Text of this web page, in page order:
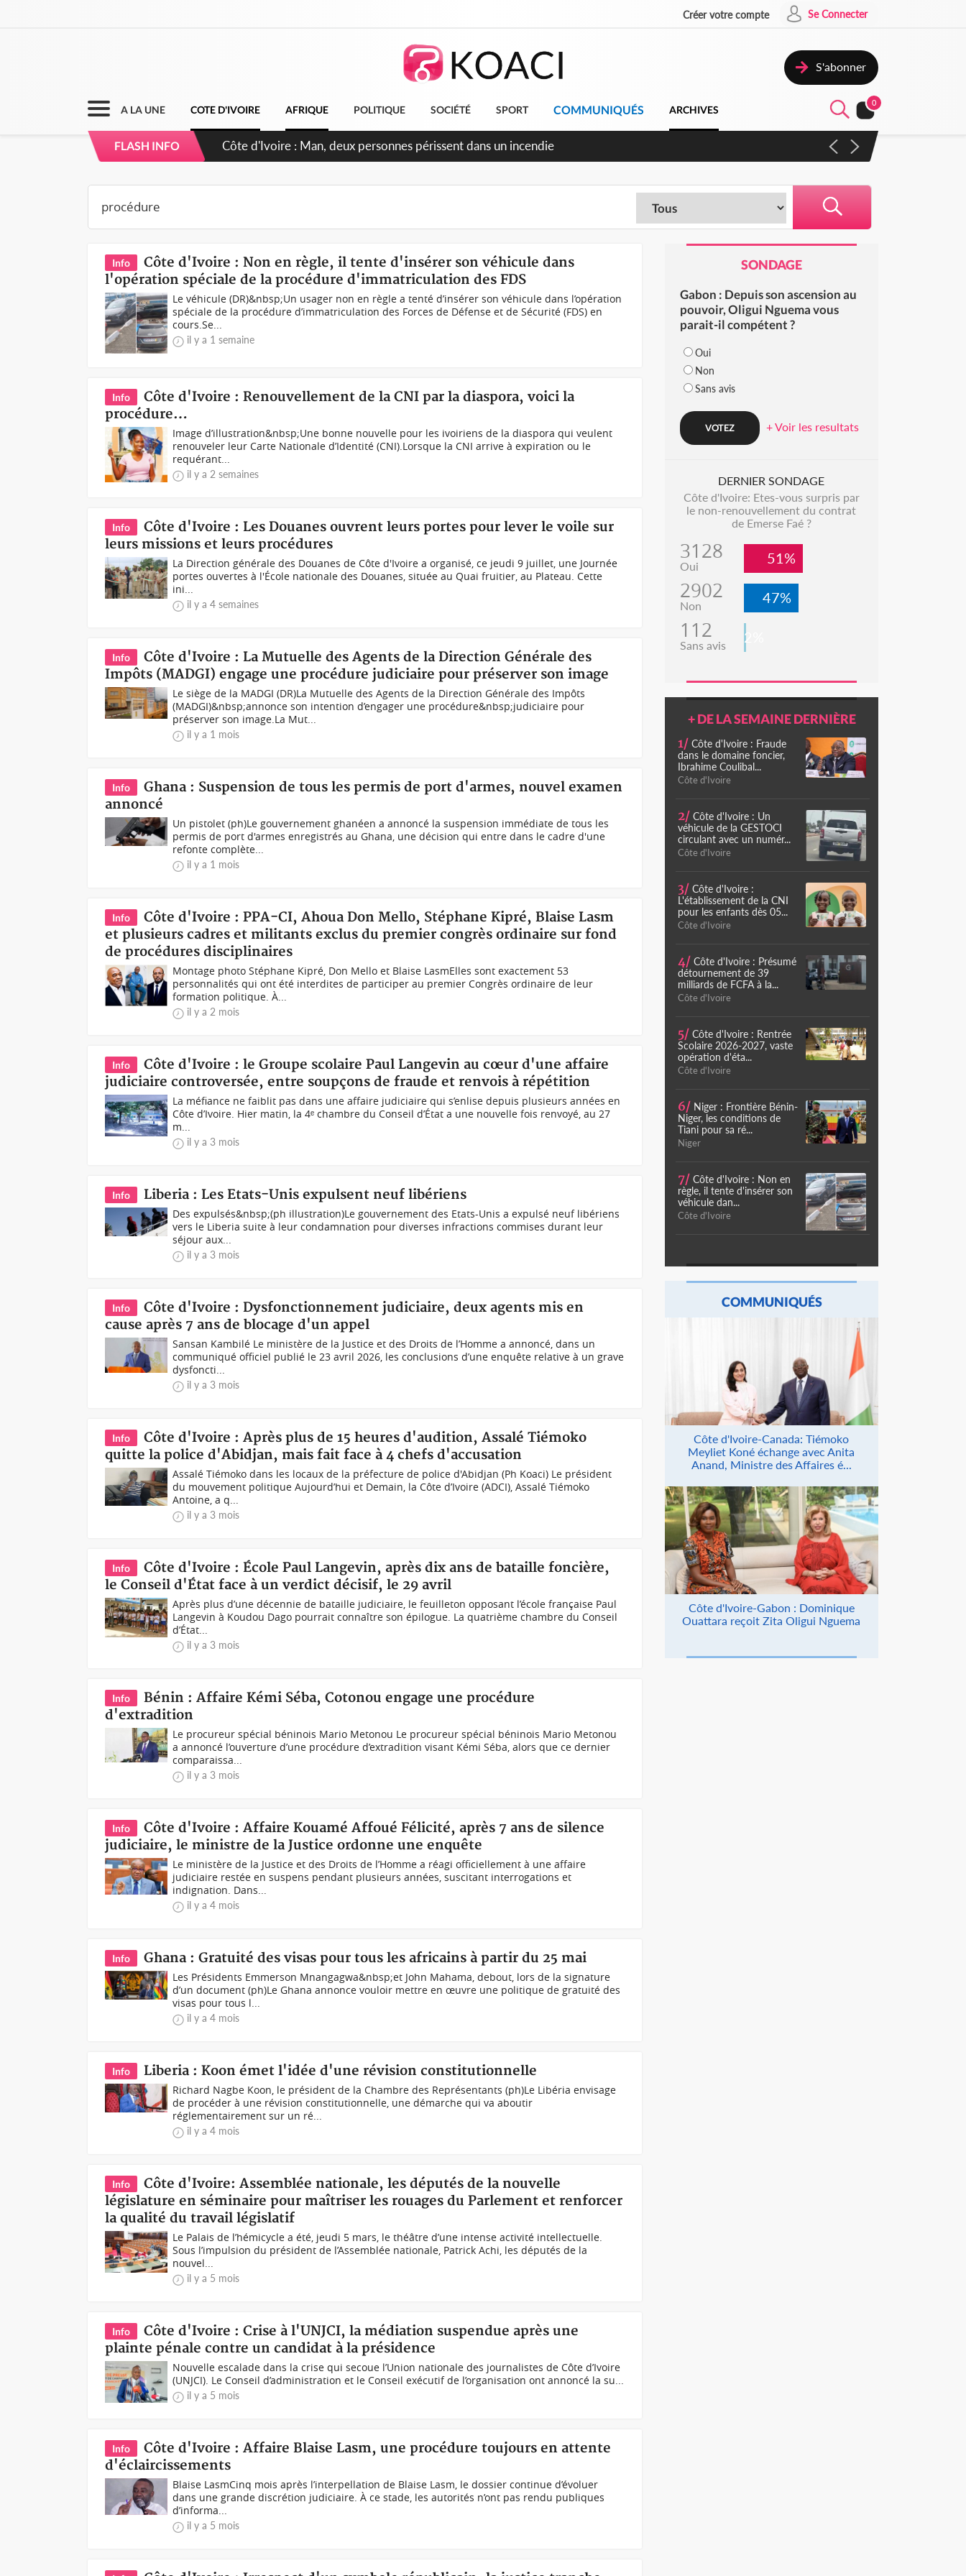
Créer votre compte Se Connecter
S'abonner
A LA UNE COTE D'IVOIRE AFRIQUE POLITIQUE SOCIÉTÉ SPORT COMMUNIQUÉS ARCHIVES
0
FLASH INFO
Côte d'Ivoire : Séileu, la célébration de la fête nationale transformée en vaste campagne contre les produits
Info
Côte d'Ivoire : Non en règle, il tente d'insérer son véhicule dans
l'opération spéciale de la procédure d'immatriculation des FDS
Le véhicule (DR)&nbsp;Un usager non en règle a tenté d’insérer son véhicule dans l’opération
spéciale de la procédure d’immatriculation des Forces de Défense et de Sécurité (FDS) en
cours.Se...
il y a 1 semaine
Info
Côte d'Ivoire : Renouvellement de la CNI par la diaspora, voici la
procédure…
Image d’illustration&nbsp;Une bonne nouvelle pour les ivoiriens de la diaspora qui veulent
renouveler leur Carte Nationale d’Identité (CNI).Lorsque la CNI arrive à expiration ou le
requérant...
il y a 2 semaines
Info
Côte d'Ivoire : Les Douanes ouvrent leurs portes pour lever le voile sur
leurs missions et leurs procédures
La Direction générale des Douanes de Côte d'Ivoire a organisé, ce jeudi 9 juillet, une Journée
portes ouvertes à l'École nationale des Douanes, située au Quai fruitier, au Plateau. Cette
ini...
il y a 4 semaines
Info
Côte d'Ivoire : La Mutuelle des Agents de la Direction Générale des
Impôts (MADGI) engage une procédure judiciaire pour préserver son image
Le siège de la MADGI (DR)La Mutuelle des Agents de la Direction Générale des Impôts
(MADGI)&nbsp;annonce son intention d’engager une procédure&nbsp;judiciaire pour
préserver son image.La Mut...
il y a 1 mois
Info
Ghana : Suspension de tous les permis de port d'armes, nouvel examen
annoncé
Un pistolet (ph)Le gouvernement ghanéen a annoncé la suspension immédiate de tous les
permis de port d'armes enregistrés au Ghana, une décision qui entre dans le cadre d'une
refonte complète...
il y a 1 mois
Info
Côte d'Ivoire : PPA-CI, Ahoua Don Mello, Stéphane Kipré, Blaise Lasm
et plusieurs cadres et militants exclus du premier congrès ordinaire sur fond
de procédures disciplinaires
Montage photo Stéphane Kipré, Don Mello et Blaise LasmElles sont exactement 53
personnalités qui ont été interdites de participer au premier Congrès ordinaire de leur
formation politique. À...
il y a 2 mois
Info
Côte d'Ivoire : le Groupe scolaire Paul Langevin au cœur d'une affaire
judiciaire controversée, entre soupçons de fraude et renvois à répétition
La méfiance ne faiblit pas dans une affaire judiciaire qui s’enlise depuis plusieurs années en
Côte d’Ivoire. Hier matin, la 4ᵉ chambre du Conseil d’État a une nouvelle fois renvoyé, au 27
m...
il y a 3 mois
Info Liberia : Les Etats-Unis expulsent neuf libériens
Des expulsés&nbsp;(ph illustration)Le gouvernement des Etats-Unis a expulsé neuf libériens
vers le Liberia suite à leur condamnation pour diverses infractions commises durant leur
séjour aux...
il y a 3 mois
Info
Côte d'Ivoire : Dysfonctionnement judiciaire, deux agents mis en
cause après 7 ans de blocage d'un appel
Sansan Kambilé Le ministère de la Justice et des Droits de l’Homme a annoncé, dans un
communiqué officiel publié le 23 avril 2026, les conclusions d’une enquête relative à un grave
dysfoncti...
il y a 3 mois
Info
Côte d'Ivoire : Après plus de 15 heures d'audition, Assalé Tiémoko
quitte la police d'Abidjan, mais fait face à 4 chefs d'accusation
Assalé Tiémoko dans les locaux de la préfecture de police d'Abidjan (Ph Koaci) Le président
du mouvement politique Aujourd’hui et Demain, la Côte d’Ivoire (ADCI), Assalé Tiémoko
Antoine, a q...
il y a 3 mois
Info
Côte d'Ivoire : École Paul Langevin, après dix ans de bataille foncière,
le Conseil d'État face à un verdict décisif, le 29 avril
Après plus d’une décennie de bataille judiciaire, le feuilleton opposant l’école française Paul
Langevin à Koudou Dago pourrait connaître son épilogue. La quatrième chambre du Conseil
d’État...
il y a 3 mois
Info
Bénin : Affaire Kémi Séba, Cotonou engage une procédure
d'extradition
Le procureur spécial béninois Mario Metonou Le procureur spécial béninois Mario Metonou
a annoncé l’ouverture d’une procédure d’extradition visant Kémi Séba, alors que ce dernier
comparaissa...
il y a 3 mois
Info
Côte d'Ivoire : Affaire Kouamé Affoué Félicité, après 7 ans de silence
judiciaire, le ministre de la Justice ordonne une enquête
Le ministère de la Justice et des Droits de l’Homme a réagi officiellement à une affaire
judiciaire restée en suspens pendant plusieurs années, suscitant interrogations et
indignation. Dans...
il y a 4 mois
Info Ghana : Gratuité des visas pour tous les africains à partir du 25 mai
Les Présidents Emmerson Mnangagwa&nbsp;et John Mahama, debout, lors de la signature
d’un document (ph)Le Ghana annonce vouloir mettre en œuvre une politique de gratuité des
visas pour tous l...
il y a 4 mois
Info Liberia : Koon émet l'idée d'une révision constitutionnelle
Richard Nagbe Koon, le président de la Chambre des Représentants (ph)Le Libéria envisage
de procéder à une révision constitutionnelle, une démarche qui va aboutir
réglementairement sur un ré...
il y a 4 mois
Info
Côte d'Ivoire: Assemblée nationale, les députés de la nouvelle
législature en séminaire pour maîtriser les rouages du Parlement et renforcer
la qualité du travail législatif
Le Palais de l’hémicycle a été, jeudi 5 mars, le théâtre d’une intense activité intellectuelle.
Sous l’impulsion du président de l’Assemblée nationale, Patrick Achi, les députés de la
nouvel...
il y a 5 mois
Info
Côte d'Ivoire : Crise à l'UNJCI, la médiation suspendue après une
plainte pénale contre un candidat à la présidence
Nouvelle escalade dans la crise qui secoue l’Union nationale des journalistes de Côte d’Ivoire
(UNJCI). Le Conseil d’administration et le Conseil exécutif de l’organisation ont annoncé la su...
il y a 5 mois
Info
Côte d'Ivoire : Affaire Blaise Lasm, une procédure toujours en attente
d'éclaircissements
Blaise LasmCinq mois après l’interpellation de Blaise Lasm, le dossier continue d’évoluer
dans une grande discrétion judiciaire. À ce stade, les autorités n’ont pas rendu publiques
d’informa...
il y a 5 mois
SONDAGE
Gabon : Depuis son ascension au
pouvoir, Oligui Nguema vous
parait-il compétent ?
Oui
Non
Sans avis
+ Voir les resultats
DERNIER SONDAGE
Côte d'Ivoire: Etes-vous surpris par
le non-renouvellement du contrat
de Emerse Faé ?
3128
Oui 51%
2902
Non 47%
112
Sans avis 2%
+ DE LA SEMAINE DERNIÈRE
1/ Côte d'Ivoire : Fraude
dans le domaine foncier,
Ibrahime Coulibal...
Côte d'Ivoire
2/ Côte d'Ivoire : Un
véhicule de la GESTOCI
circulant avec un numér...
Côte d'Ivoire
3/ Côte d'Ivoire :
L'établissement de la CNI
pour les enfants dès 05...
Côte d'Ivoire
4/ Côte d'Ivoire : Présumé
détournement de 39
milliards de FCFA à la...
Côte d'Ivoire
5/ Côte d'Ivoire : Rentrée
Scolaire 2026-2027, vaste
opération d'éta...
Côte d'Ivoire
6/ Niger : Frontière Bénin-
Niger, les conditions de
Tiani pour sa ré...
Niger
7/ Côte d'Ivoire : Non en
règle, il tente d'insérer son
véhicule dan...
Côte d'Ivoire
COMMUNIQUÉS
Côte d'Ivoire-Canada: Tiémoko
Meyliet Koné échange avec Anita
Anand, Ministre des Affaires é...
Côte d'Ivoire-Gabon : Dominique
Ouattara reçoit Zita Oligui Nguema